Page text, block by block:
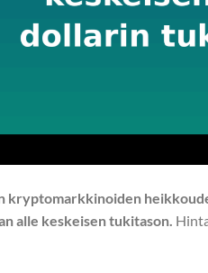
kryptomarkkinoiden
alle keskeisen tukitason.